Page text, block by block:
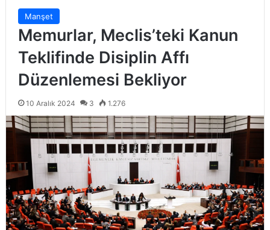
Manşet
Memurlar, Meclis’teki Kanun
Teklifinde Disiplin Affı
Düzenlemesi Bekliyor
10 Aralık 2024 3 1.276